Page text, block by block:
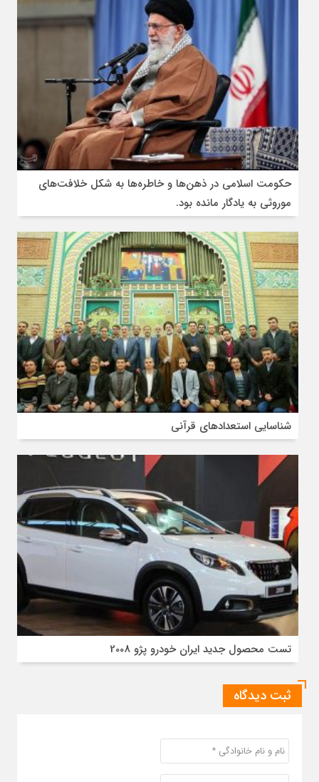
حکومت اسلامی در ذهن‌ها و خاطره‌ها به شکل خلافت‌های
موروثی به یادگار مانده بود.
شناسایی استعدادهای قرآنی
تست محصول جدید ایران خودرو پژو 2008
ثبت دیدگاه